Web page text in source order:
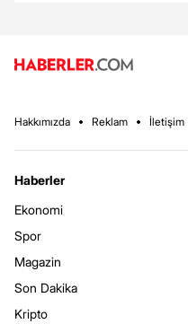
Hakkımızda Reklam İletişim
Haberler
Ekonomi
Spor
Magazin
Son Dakika
Kripto